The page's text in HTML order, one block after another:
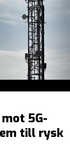
5G-
till rysk